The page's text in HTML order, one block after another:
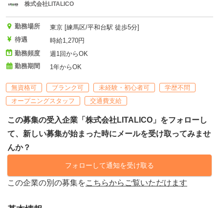
株式会社LITALICO
勤務場所
東京 [練馬区/平和台駅 徒歩5分]
待遇
時給1,270円
勤務頻度
週1回からOK
勤務期間
1年からOK
無資格可 ブランク可 未経験・初心者可
学歴不問
オープニングスタッフ
交通費支給
この募集の受入企業「株式会社LITALICO」をフォローし
て、新しい募集が始まった時にメールを受け取ってみませ
んか？
フォローして通知を受け取る
この企業の別の募集をこちらからご覧いただけます